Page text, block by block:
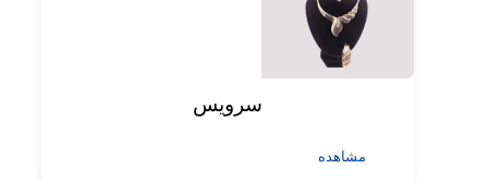
سرویس
مشاهده